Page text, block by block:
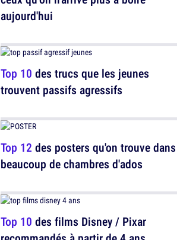
aujourd'hui
Top 10 des trucs que les jeunes
trouvent passifs agressifs
Top 12 des posters qu'on trouve dans
beaucoup de chambres d'ados
Top 10 des films Disney / Pixar